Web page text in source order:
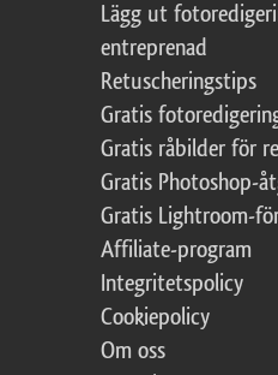
Lägg ut
entreprenad
Retuscheringstips
Gratis
Gratis råbilder för
Gratis Photoshop-
Gratis Lightroom-
Affiliate-program
Integritetspolicy
Cookiepolicy
Om oss